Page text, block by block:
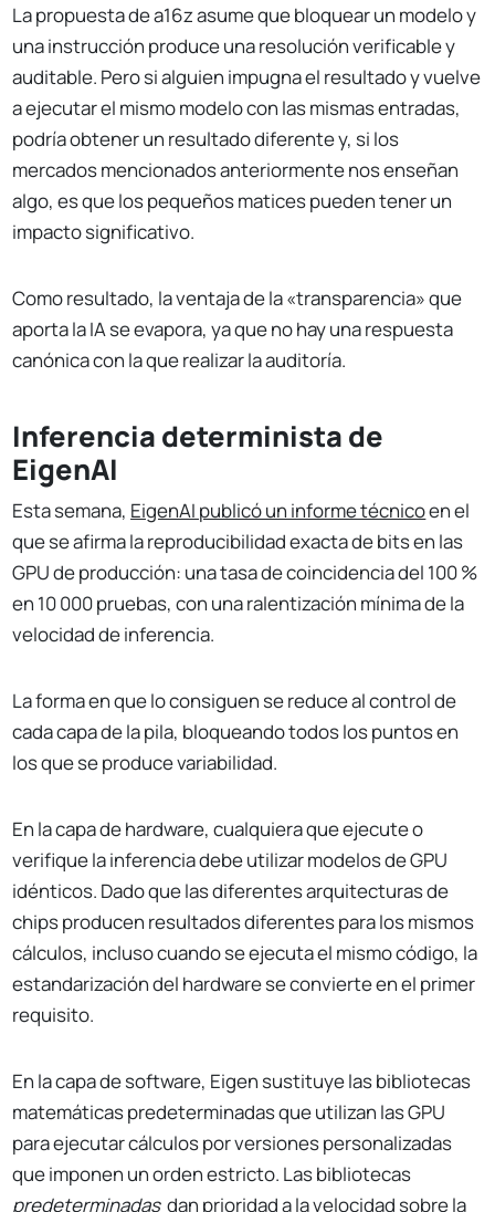
La propuesta de a16z asume que bloquear un modelo y
una instrucción produce una resolución verificable y
auditable. Pero si alguien impugna el resultado y vuelve
a ejecutar el mismo modelo con las mismas entradas,
podría obtener un resultado diferente y, si los
mercados mencionados anteriormente nos enseñan
algo, es que los pequeños matices pueden tener un
impacto significativo.
Como resultado, la ventaja de la «transparencia» que
aporta la IA se evapora, ya que no hay una respuesta
canónica con la que realizar la auditoría.
Inferencia determinista de
EigenAI
Esta semana, EigenAI publicó un informe técnicoen el
que se afirma la reproducibilidad exacta de bits en las
GPU de producción: una tasa de coincidencia del 100 %
en 10 000 pruebas, con una ralentización mínima de la
velocidad de inferencia.
La forma en que lo consiguen se reduce al control de
cada capa de la pila, bloqueando todos los puntos en
los que se produce variabilidad.
En la capa de hardware, cualquiera que ejecute o
verifique la inferencia debe utilizar modelos de GPU
idénticos. Dado que las diferentes arquitecturas de
chips producen resultados diferentes para los mismos
cálculos, incluso cuando se ejecuta el mismo código, la
estandarización del hardware se convierte en el primer
requisito.
En la capa de software, Eigen sustituye las bibliotecas
matemáticas predeterminadas que utilizan las GPU
para ejecutar cálculos por versiones personalizadas
que imponen un orden estricto. Las bibliotecas
predeterminadas dan prioridad a la velocidad sobre la